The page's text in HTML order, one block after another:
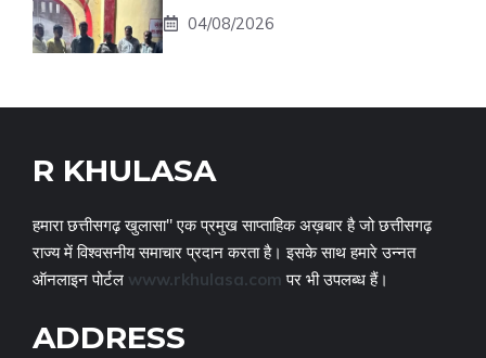
04/08/2026
R KHULASA
हमारा छत्तीसगढ़ खुलासा" एक प्रमुख साप्ताहिक अख़बार है जो छत्तीसगढ़
राज्य में विश्वसनीय समाचार प्रदान करता है। इसके साथ हमारे उन्नत
ऑनलाइन पोर्टल www.rkhulasa.com पर भी उपलब्ध हैं।
ADDRESS